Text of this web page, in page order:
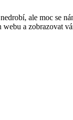
ale moc se
a zobrazovat